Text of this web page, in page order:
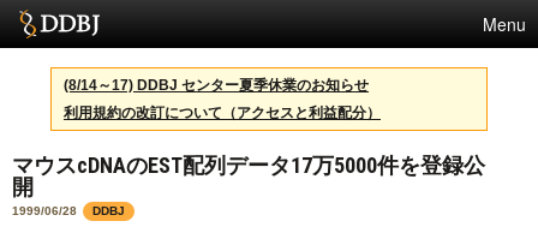
Menu
サービス
スパコン
統計
活動
(8/14～17) DDBJ センター夏季休業のお知らせ
利用規約の改訂について（アクセスと利益配分）
マウスcDNAのEST配列データ17万5000件を登録公
開
1999/06/28
DDBJ